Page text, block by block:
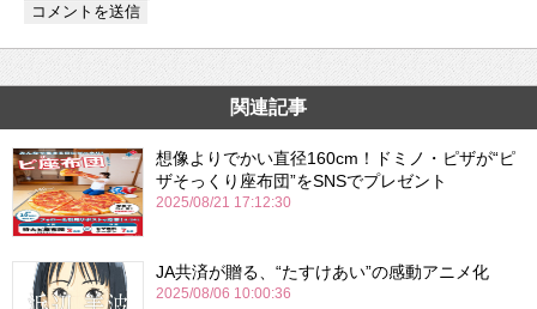
関連記事
想像よりでかい直径160cm！ドミノ・ピザが“ピ
ザそっくり座布団”をSNSでプレゼント
2025/08/21 17:12:30
JA共済が贈る、“たすけあい”の感動アニメ化
2025/08/06 10:00:36